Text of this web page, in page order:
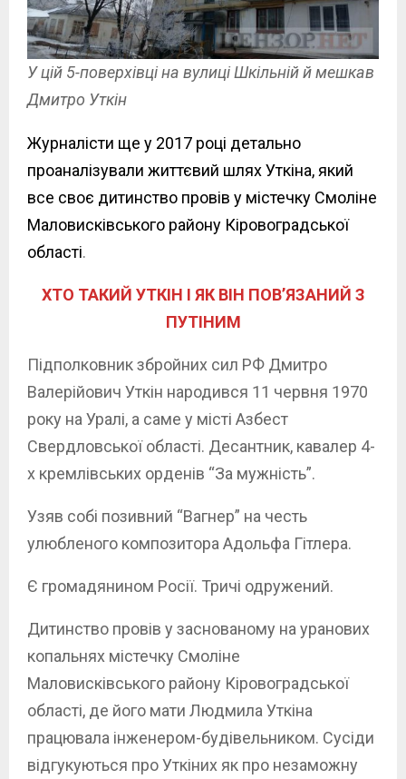
У цій 5-поверхівці на вулиці Шкільній й мешкав
Дмитро Уткін
Журналісти ще у 2017 році детально
проаналізували життєвий шлях Уткіна, який
все своє дитинство провів у містечку Смоліне
Маловисківського району Кіровоградської
області.
ХТО ТАКИЙ УТКІН І ЯК ВІН ПОВ’ЯЗАНИЙ З
ПУТІНИМ
Підполковник збройних сил РФ Дмитро
Валерійович Уткін народився 11 червня 1970
року на Уралі, а саме у місті Азбест
Свердловської області. Десантник, кавалер 4-
х кремлівських орденів “За мужність”.
Узяв собі позивний “Вагнер” на честь
улюбленого композитора Адольфа Гітлера.
Є громадянином Росії. Тричі одружений.
Дитинство провів у заснованому на уранових
копальнях містечку Смоліне
Маловисківського району Кіровоградської
області, де його мати Людмила Уткіна
працювала інженером-будівельником. Сусіди
відгукуються про Уткіних як про незаможну